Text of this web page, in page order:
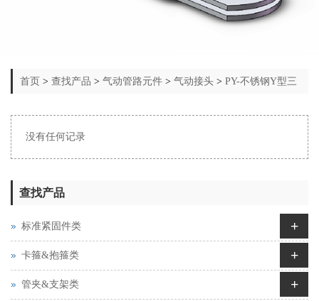
首页 > 查找产品 > 气动管路元件 > 气动接头 > PY-不锈钢Y型三
没有任何记录
查找产品
标准紧固件类 +
卡箍&抱箍类 +
管夹&支架类 +